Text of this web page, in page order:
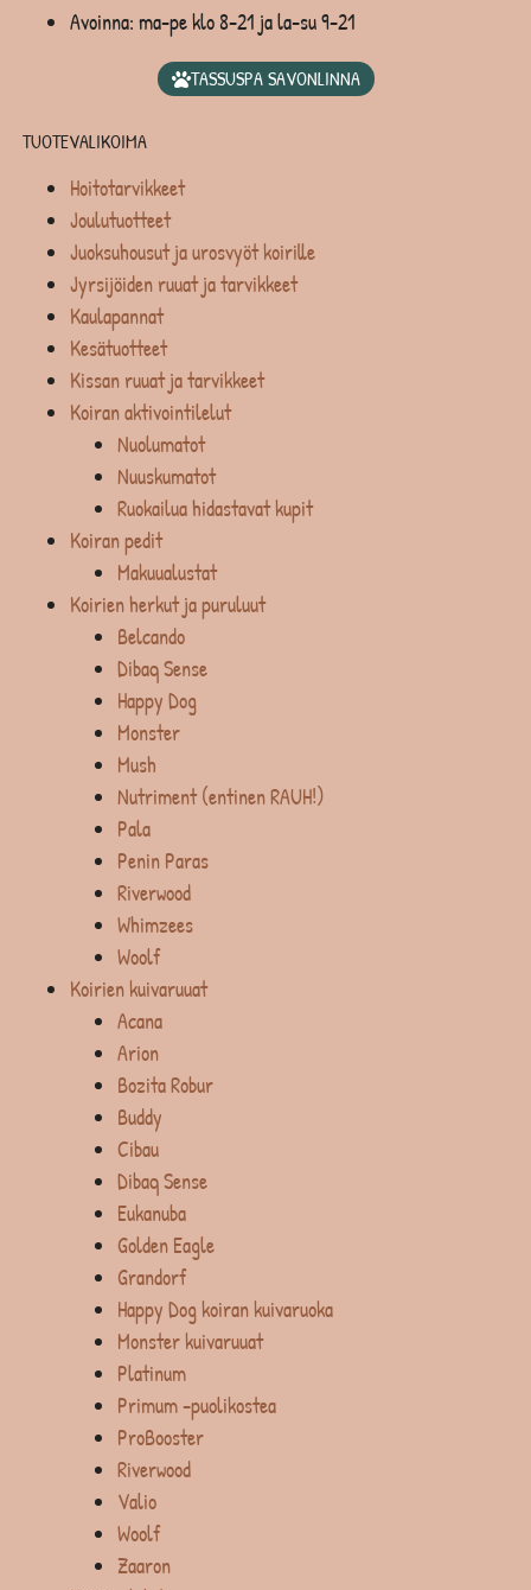
Avoinna: ma-pe klo 8-21 ja la-su 9-21
TASSUSPA SAVONLINNA
TUOTEVALIKOIMA
Hoitotarvikkeet
Joulutuotteet
Juoksuhousut ja urosvyöt koirille
Jyrsijöiden ruuat ja tarvikkeet
Kaulapannat
Kesätuotteet
Kissan ruuat ja tarvikkeet
Koiran aktivointilelut
Nuolumatot
Nuuskumatot
Ruokailua hidastavat kupit
Koiran pedit
Makuualustat
Koirien herkut ja puruluut
Belcando
Dibaq Sense
Happy Dog
Monster
Mush
Nutriment (entinen RAUH!)
Pala
Penin Paras
Riverwood
Whimzees
Woolf
Koirien kuivaruuat
Acana
Arion
Bozita Robur
Buddy
Cibau
Dibaq Sense
Eukanuba
Golden Eagle
Grandorf
Happy Dog koiran kuivaruoka
Monster kuivaruuat
Platinum
Primum -puolikostea
ProBooster
Riverwood
Valio
Woolf
Zaaron